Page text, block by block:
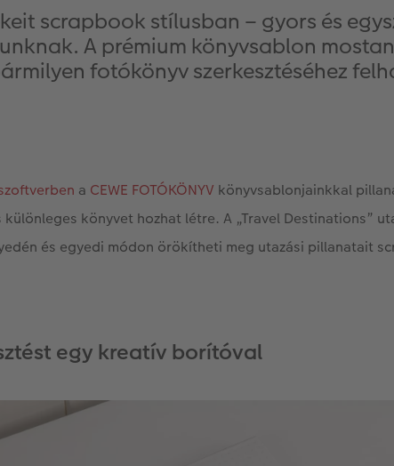
scrapbook stílusban – gyors és
A prémium könyvsablon
fotókönyv szerkesztéséhez
a CEWE FOTÓKÖNYV könyvsablonjainkkal
könyvet hozhat létre. A „Travel Destinations”
és egyedi módon örökítheti meg utazási pillanatait
egy kreatív borítóval